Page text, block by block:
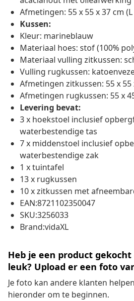
Afmetingen: 55 x 55 x 37 cm (L
Kussen:
Kleur: marineblauw
Materiaal hoes: stof (100%
Materiaal vulling zitkussen:
Vulling rugkussen:
Afmetingen zitkussen: 55 x 55
Afmetingen rugkussen: 55 x
Levering bevat:
3 x hoekstoel inclusief
waterbestendige tas
7 x middenstoel inclusief
waterbestendige zak
1 x tuintafel
13 x rugkussen
10 x zitkussen met
EAN:8721102350047
SKU:3256033
Brand:vidaXL
Heb je een product
leuk? Upload er een foto
Je foto kan andere klanten
hieronder om te beginnen.